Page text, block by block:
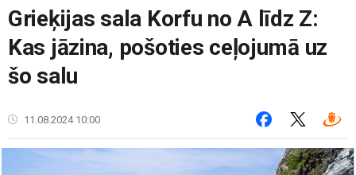
Grieķijas sala Korfu no A līdz Z:
Kas jāzina, pošoties ceļojumā uz
šo salu
11.08.2024 10:00